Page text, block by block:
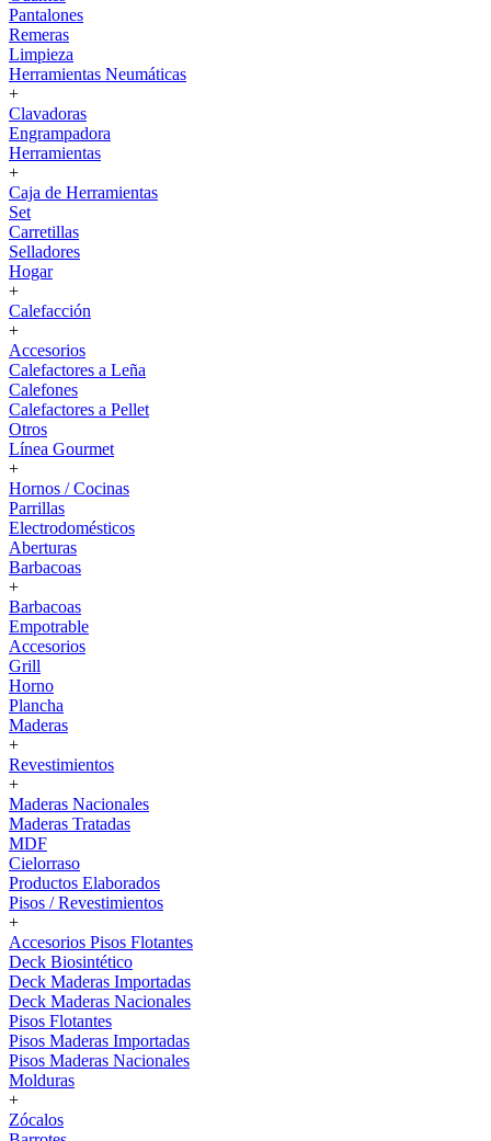
Pantalones
Remeras
Limpieza
Herramientas Neumáticas
+
Clavadoras
Engrampadora
Herramientas
+
Caja de Herramientas
Set
Carretillas
Selladores
Hogar
+
Calefacción
+
Accesorios
Calefactores a Leña
Calefones
Calefactores a Pellet
Otros
Línea Gourmet
+
Hornos / Cocinas
Parrillas
Electrodomésticos
Aberturas
Barbacoas
+
Barbacoas
Empotrable
Accesorios
Grill
Horno
Plancha
Maderas
+
Revestimientos
+
Maderas Nacionales
Maderas Tratadas
MDF
Cielorraso
Productos Elaborados
Pisos / Revestimientos
+
Accesorios Pisos Flotantes
Deck Biosintético
Deck Maderas Importadas
Deck Maderas Nacionales
Pisos Flotantes
Pisos Maderas Importadas
Pisos Maderas Nacionales
Molduras
+
Zócalos